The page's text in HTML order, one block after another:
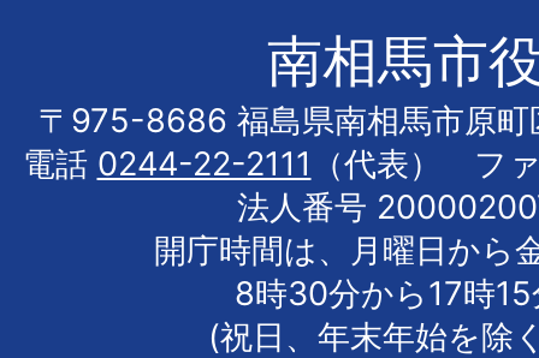
南相馬市
〒975-8686 福島県南相馬市原町
電話 0244-22-2111
（代表） フ
法人番号
開庁時間は、月曜日から
8時30分から17時
(祝日、年末年始を除